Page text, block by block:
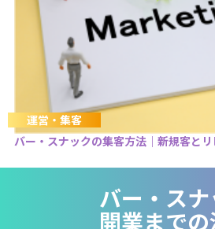
運営・集客
バー・スナックの集客方法｜新規客と
バー・スナ
開業まで